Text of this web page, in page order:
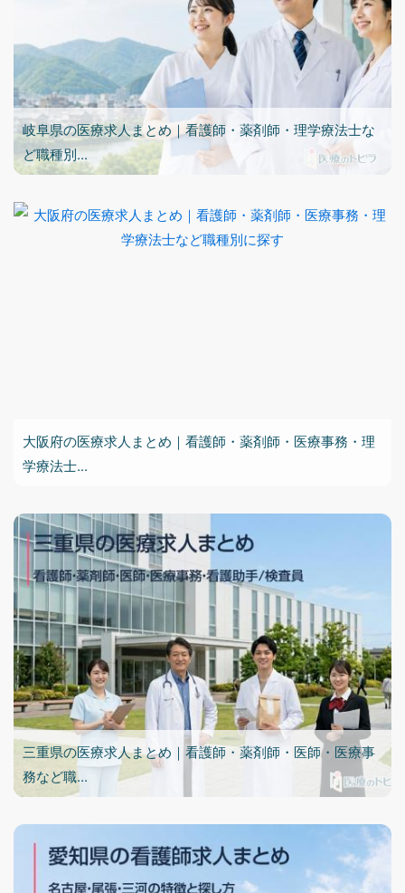
岐阜県の医療求人まとめ｜看護師・薬剤師・理学療法士な
ど職種別...
大阪府の医療求人まとめ｜看護師・薬剤師・医療事務・理
学療法士...
三重県の医療求人まとめ｜看護師・薬剤師・医師・医療事
務など職...